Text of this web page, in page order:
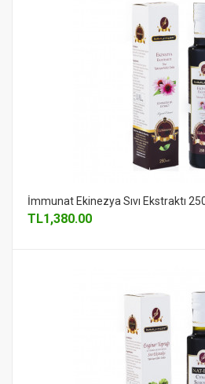
İmmunat Ekinezya Sıvı Ekstraktı
TL1,380.00